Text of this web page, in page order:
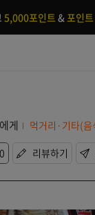
5,000포인트 &포인트
게
먹거리·기타(음
0 리뷰하기